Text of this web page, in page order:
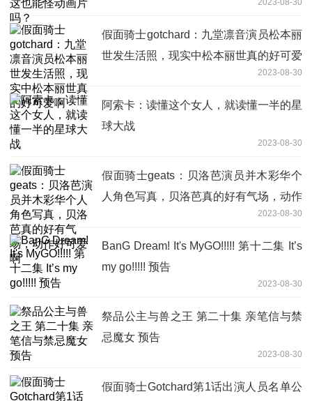
假面骑士gotchard：九堂凛音演员松本丽
世发生活照，现实中松本丽世真的好可爱
2023-08-30
阿索卡：读懂这个女人，就读懂一半的星
球大战
2023-08-30
假面骑士geats：贝洛芭演员并木彩华个
人角色写真，贝洛芭真的好有气场，动作
2023-08-30
BanG Dream! It's MyGO!!!!! 第十二集 It’s
my go!!!!! 预告
2023-08-30
祭品公主与兽之王 第二十集 亲笔信与禁
忌魔女 预告
2023-08-30
假面骑士Gotchard第1话出演人员名单公